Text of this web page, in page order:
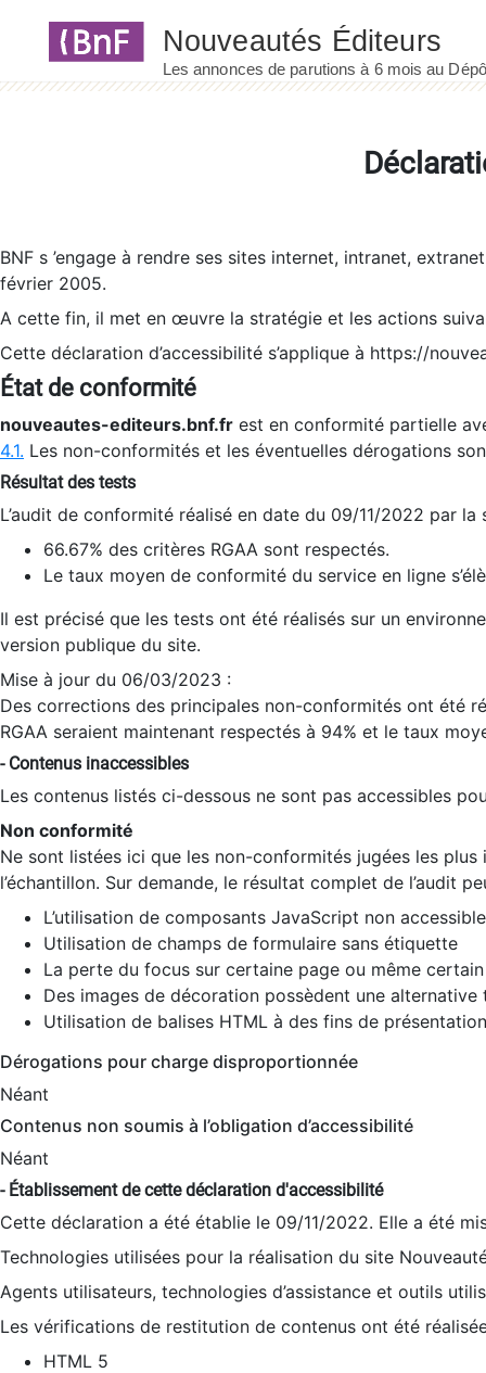
BNF s ’engage à rendre ses sites internet, intranet,
février 2005.
A cette fin, il met en œuvre la stratégie et les actions
Cette déclaration d’accessibilité s’applique à https://
État de conformité
nouveautes-editeurs.bnf.fr est en conformité partielle
4.1. Les non-conformités et les éventuelles dérogations
Résultat des tests
L’audit de conformité réalisé en date du 09/11/2022 par
66.67% des critères RGAA sont respectés.
Le taux moyen de conformité du service en ligne
Il est précisé que les tests ont été réalisés sur un
version publique du site.
Mise à jour du 06/03/2023 :
Des corrections des principales non-conformités ont été
RGAA seraient maintenant respectés à 94% et le taux
- Contenus inaccessibles
Les contenus listés ci-dessous ne sont pas accessibles
Non conformité
Ne sont listées ici que les non-conformités jugées les
l’échantillon. Sur demande, le résultat complet de l’audit
L’utilisation de composants JavaScript non
Utilisation de champs de formulaire sans étiquette
La perte du focus sur certaine page ou même
Des images de décoration possèdent une alternative
Utilisation de balises HTML à des fins de
Dérogations pour charge disproportionnée
Néant
Contenus non soumis à l’obligation d’accessibilité
Néant
- Établissement de cette déclaration d'accessibilité
Cette déclaration a été établie le 09/11/2022. Elle a été
Technologies utilisées pour la réalisation du site
Agents utilisateurs, technologies d’assistance et outils
Les vérifications de restitution de contenus ont été
HTML 5